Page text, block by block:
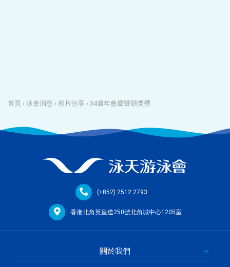
首頁 › 泳會消息 › 相片分享 › 34週年會慶暨頒獎禮
(+852) 2512 2793
香港北角英皇道250號北角城中心1205室
關於我們